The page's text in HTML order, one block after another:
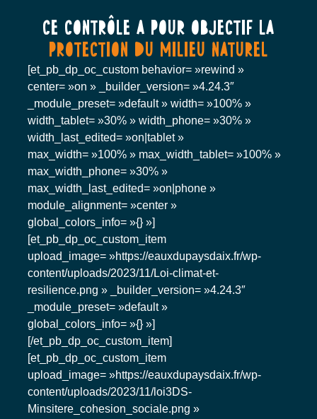
Ce contrôle a pour objectif la
protection du milieu naturel
[et_pb_dp_oc_custom behavior= »rewind »
center= »on » _builder_version= »4.24.3″
_module_preset= »default » width= »100% »
width_tablet= »30% » width_phone= »30% »
width_last_edited= »on|tablet »
max_width= »100% » max_width_tablet= »100% »
max_width_phone= »30% »
max_width_last_edited= »on|phone »
module_alignment= »center »
global_colors_info= »{} »]
[et_pb_dp_oc_custom_item
upload_image= »https://eauxdupaysdaix.fr/wp-
content/uploads/2023/11/Loi-climat-et-
resilience.png » _builder_version= »4.24.3″
_module_preset= »default »
global_colors_info= »{} »]
[/et_pb_dp_oc_custom_item]
[et_pb_dp_oc_custom_item
upload_image= »https://eauxdupaysdaix.fr/wp-
content/uploads/2023/11/loi3DS-
Minsitere_cohesion_sociale.png »